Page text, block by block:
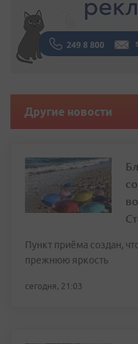
Другие новости
Пункт приёма создан,
прежнюю яркость
сегодня, 21:03